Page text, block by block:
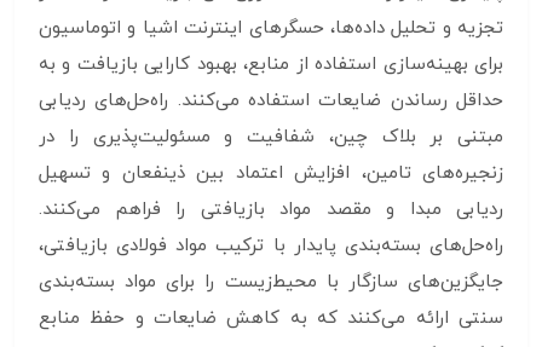
تجزیه و تحلیل داده‌ها، حسگرهای اینترنت اشیا و اتوماسیون
برای بهینه‌سازی استفاده از منابع، بهبود کارایی بازیافت و به
حداقل رساندن ضایعات استفاده می‌کنند. راه‌حل‌های ردیابی
مبتنی بر بلاک چین، شفافیت و مسئولیت‌پذیری را در
زنجیره‌های تامین، افزایش اعتماد بین ذینفعان و تسهیل
ردیابی مبدا و مقصد مواد بازیافتی را فراهم می‌کنند.
راه‌حل‌های بسته‌بندی پایدار با ترکیب مواد فولادی بازیافتی،
جایگزین‌های سازگار با محیط‌زیست را برای مواد بسته‌بندی
سنتی ارائه می‌کنند که به کاهش ضایعات و حفظ منابع